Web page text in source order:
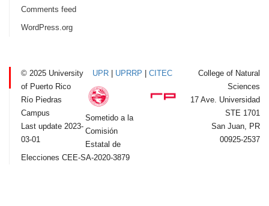
Comments feed
WordPress.org
© 2025 University
of Puerto Rico
Río Piedras
Campus
Last update 2023-
03-01
UPR| UPRRP CITEC
College of Natural
Sciences
17 Ave. Universidad
STE 1701
San Juan, PR
00925-2537
Sometido a la
Comisión
Estatal de
Elecciones CEE-SA-2020-3879